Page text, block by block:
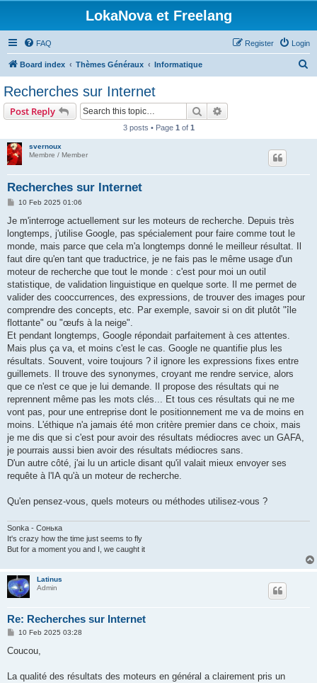
LokaNova et Freelang
FAQ Login
Register
Board index Thèmes Généraux Informatique
Recherches sur Internet
Post Reply Search
3 posts • Page 1 of 1
svernoux
Membre / Member
Recherches sur Internet
P
s
10 Feb 2025 01:06
Je m'interroge actuellement sur les moteurs de recherche. Depuis très
longtemps, j'utilise Google, pas spécialement pour faire comme tout le
monde, mais parce que cela m'a longtemps donné le meilleur résultat. Il
faut dire qu'en tant que traductrice, je ne fais pas le même usage d'un
moteur de recherche que tout le monde : c'est pour moi un outil
statistique, de validation linguistique en quelque sorte. Il me permet de
valider des cooccurrences, des expressions, de trouver des images pour
comprendre des concepts, etc. Par exemple, savoir si on dit plutôt "île
flottante" ou "œufs à la neige".
Et pendant longtemps, Google répondait parfaitement à ces attentes.
Mais plus ça va, et moins c'est le cas. Google ne quantifie plus les
résultats. Souvent, voire toujours ? il ignore les expressions fixes entre
guillemets. Il trouve des synonymes, croyant me rendre service, alors
que ce n'est ce que je lui demande. Il propose des résultats qui ne
reprennent même pas les mots clés... Et tous ces résultats qui ne me
vont pas, pour une entreprise dont le positionnement me va de moins en
moins. L'éthique n'a jamais été mon critère premier dans ce choix, mais
je me dis que si c'est pour avoir des résultats médiocres avec un GAFA,
je pourrais aussi bien avoir des résultats médiocres sans.
D'un autre côté, j'ai lu un article disant qu'il valait mieux envoyer ses
requête à l'IA qu'à un moteur de recherche.
Qu'en pensez-vous, quels moteurs ou méthodes utilisez-vous ?
Sonka - Сонька
It's crazy how the time just seems to fly
But for a moment you and I, we caught it
Latinus
Admin
Re: Recherches sur Internet
P
s
10 Feb 2025 03:28
Coucou,
La qualité des résultats des moteurs en général a clairement pris un